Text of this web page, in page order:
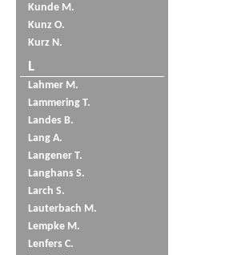
Kunde M.
Kunz O.
Kurz N.
L
Lahmer M.
Lammering T.
Landes B.
Lang A.
Langener T.
Langhans S.
Larch S.
Lauterbach M.
Lempke M.
Lenfers C.